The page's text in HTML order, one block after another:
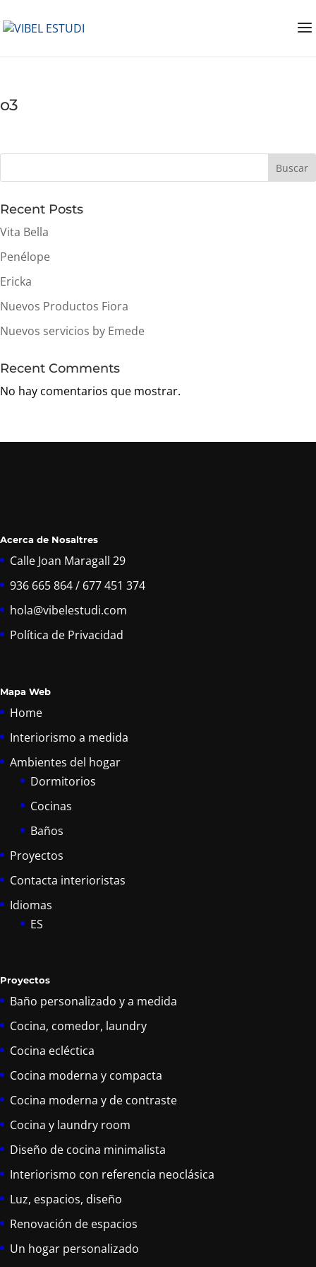
o3
Buscar
Recent Posts
Vita Bella
Penélope
Ericka
Nuevos Productos Fiora
Nuevos servicios by Emede
Recent Comments
No hay comentarios que mostrar.
Acerca de Nosaltres
Calle Joan Maragall 29
936 665 864 / 677 451 374
hola@vibelestudi.com
Política de Privacidad
Mapa Web
Home
Interiorismo a medida
Ambientes del hogar
Dormitorios
Cocinas
Baños
Proyectos
Contacta interioristas
Idiomas
ES
Proyectos
Baño personalizado y a medida
Cocina, comedor, laundry
Cocina ecléctica
Cocina moderna y compacta
Cocina moderna y de contraste
Cocina y laundry room
Diseño de cocina minimalista
Interiorismo con referencia neoclásica
Luz, espacios, diseño
Renovación de espacios
Un hogar personalizado